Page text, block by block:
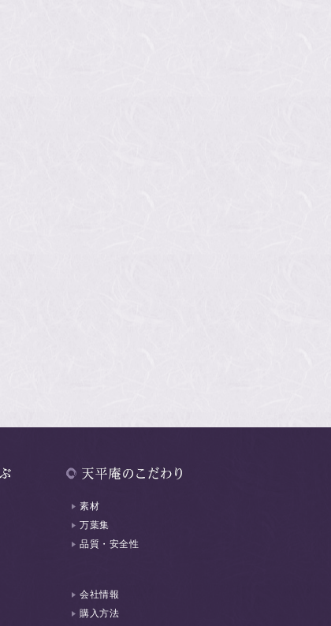
素材
万葉集
品質・安全性
会社情報
購入方法